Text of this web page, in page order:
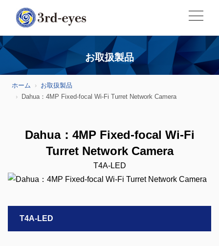
お取扱製品
ホーム
お取扱製品
Dahua：4MP Fixed-focal Wi-Fi Turret Network Camera
Dahua：4MP Fixed-focal Wi-Fi
Turret Network Camera
T4A-LED
T4A-LED